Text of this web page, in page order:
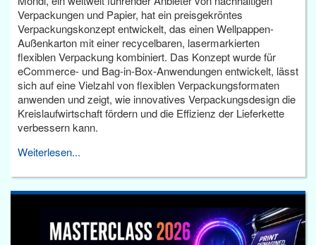
Verpackungen und Papier, hat ein preisgekröntes
Verpackungskonzept entwickelt, das einen Wellpappen-
Außenkarton mit einer recycelbaren, lasermarkierten
flexiblen Verpackung kombiniert. Das Konzept wurde für
eCommerce- und Bag-in-Box-Anwendungen entwickelt, lässt
sich auf eine Vielzahl von flexiblen Verpackungsformaten
anwenden und zeigt, wie innovatives Verpackungsdesign die
Kreislaufwirtschaft fördern und die Effizienz der Lieferkette
verbessern kann.
Weiterlesen...